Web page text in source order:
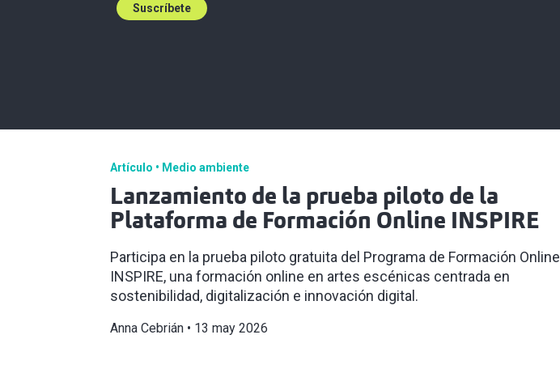
Suscríbete
Artículo Medio ambiente
Lanzamiento de la prueba piloto de la
Plataforma de Formación Online INSPIRE
Participa en la prueba piloto gratuita del Programa de Formación Online
INSPIRE, una formación online en artes escénicas centrada en
sostenibilidad, digitalización e innovación digital.
Anna Cebrián 13 may 2026